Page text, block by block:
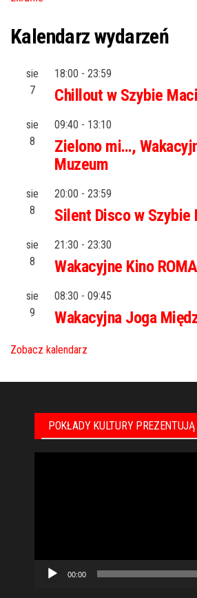
Kalendarz wydarzeń
sie
7
18:00 - 23:59
Chillout w Szybie
sie
8
09:40 - 13:10
Zielono mi…,
Muzeum
sie
8
20:00 - 23:59
Silent Disco w Szybie
sie
8
21:30 - 23:30
Wakacyjne Kino
sie
9
08:30 - 09:45
Wakacyjna Joga
Zobacz kalendarz
POKŁADY KULTURY PREZENTUJĄ
00:00